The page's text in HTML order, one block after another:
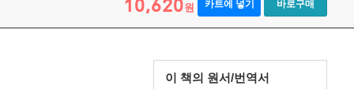
10,620원 카트에 넣기 바로구매
이 책의 원서/번역서